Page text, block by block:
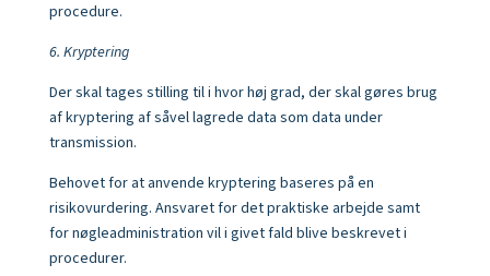
procedure.
6. Kryptering
Der skal tages stilling til i hvor høj grad, der skal gøres brug
af kryptering af såvel lagrede data som data under
transmission.
Behovet for at anvende kryptering baseres på en
risikovurdering. Ansvaret for det praktiske arbejde samt
for nøgleadministration vil i givet fald blive beskrevet i
procedurer.